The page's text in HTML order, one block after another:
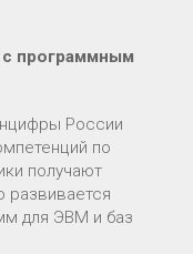
с программным
России
по
получают
развивается
для ЭВМ и баз